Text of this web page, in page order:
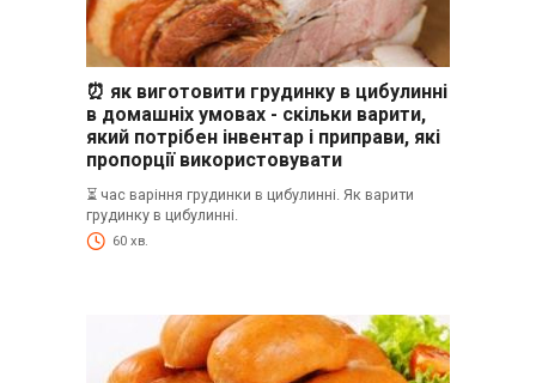
⏰ як виготовити грудинку в цибулинні
в домашніх умовах - скільки варити,
який потрібен інвентар і приправи, які
пропорції використовувати
⏳ час варіння грудинки в цибулинні. Як варити
грудинку в цибулинні.
60 хв.